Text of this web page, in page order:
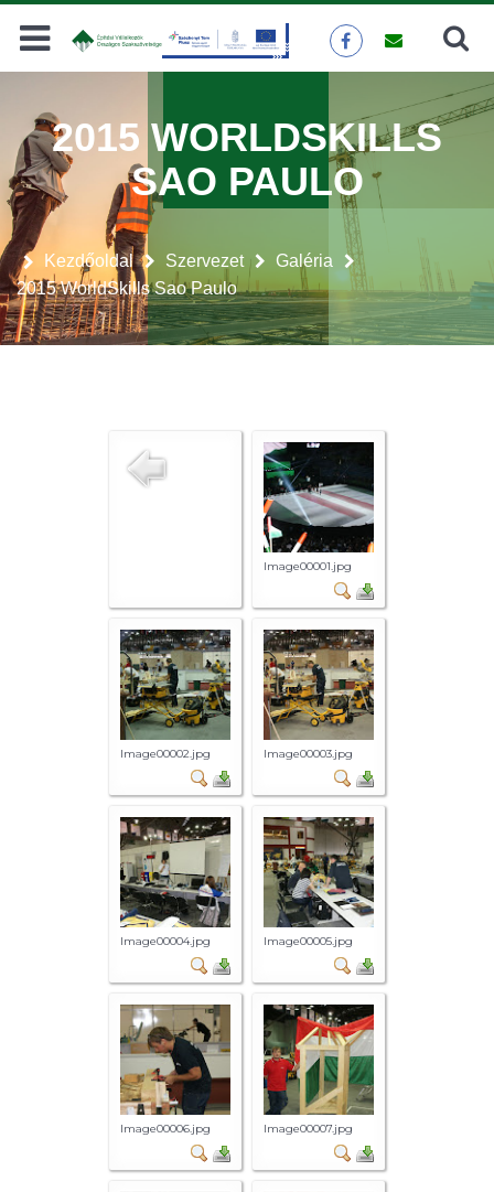
Keresés
Kezdőoldal Szervezet
Galéria
2015 WorldSkills Sao Paulo
2015 WORLDSKILLS
SAO PAULO
Image00001.jpg
Image00002.jpg Image00003.jpg
Image00004.jpg Image00005.jpg
Image00006.jpg Image00007.jpg